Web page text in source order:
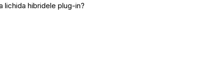
lichida hibridele plug-in?